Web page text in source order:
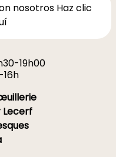
nosotros Haz clic
19h00
Lecerf